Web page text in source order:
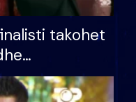
takohet
ndonjë letër